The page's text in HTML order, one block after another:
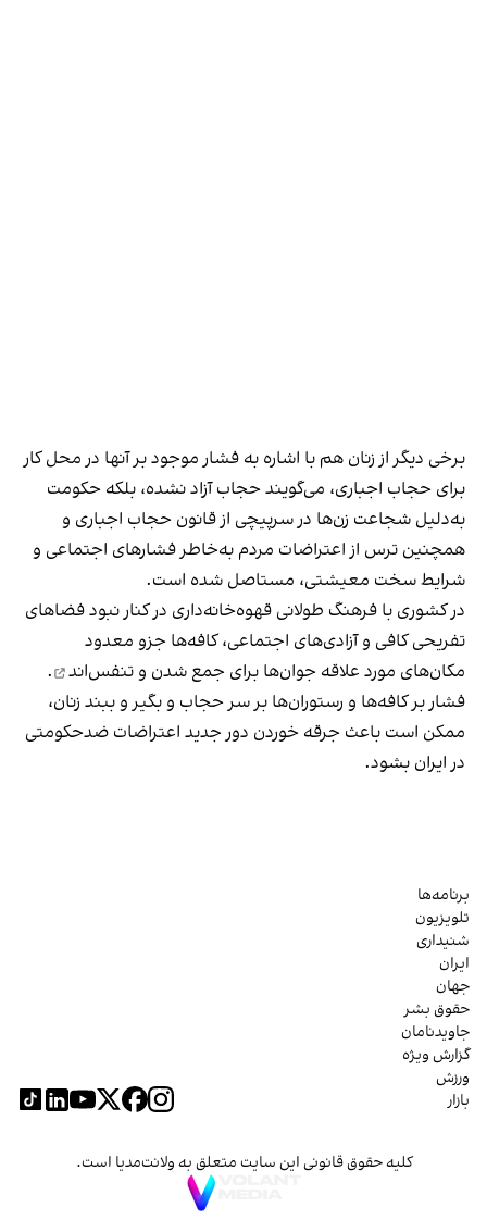
برخی دیگر از زنان هم با اشاره به فشار موجود بر آنها در محل کار
برای حجاب اجباری، می‌گویند حجاب آزاد نشده، بلکه حکومت
به‌دلیل شجاعت زن‌ها در سرپیچی از قانون حجاب اجباری و
همچنین ترس از اعتراضات مردم به‌خاطر فشارهای اجتماعی و
شرایط سخت معیشتی، مستاصل شده است.
در کشوری با فرهنگ طولانی قهوه‌‌خانه‌داری در کنار نبود فضاهای
تفریحی کافی و آزادی‌های اجتماعی، کافه‌ها جزو معدود
مکان‌های مورد علاقه جوان‌ها برای جمع شدن و تنفس‌اند
.
فشار بر کافه‌ها و رستوران‌ها بر سر حجاب و بگیر و ببند زنان،
ممکن است باعث جرقه خوردن دور جدید اعتراضات ضدحکومتی
در ایران بشود.
برنامه‌ها
تلویزیون
شنیداری
ایران
جهان
حقوق بشر
جاویدنامان
گزارش ویژه
ورزش
بازار
کلیه حقوق قانونی این سایت متعلق به ولانت‌مدیا است.